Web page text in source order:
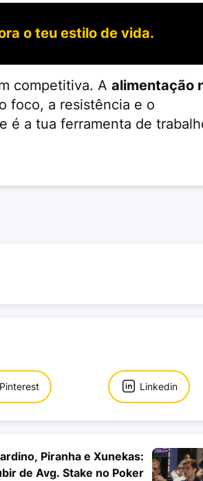
o teu estilo de vida.
competitiva. A alimentação
foco, a resistência e o
é a tua ferramenta de
Pinterest Linkedin
Piranha e Xunekas:
de Avg. Stake no Poker